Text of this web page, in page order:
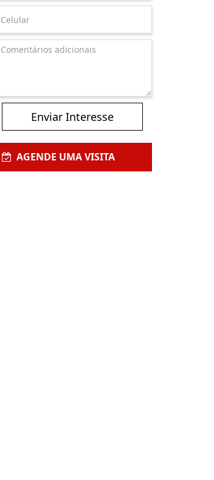
Enviar Interesse
AGENDE UMA VISITA